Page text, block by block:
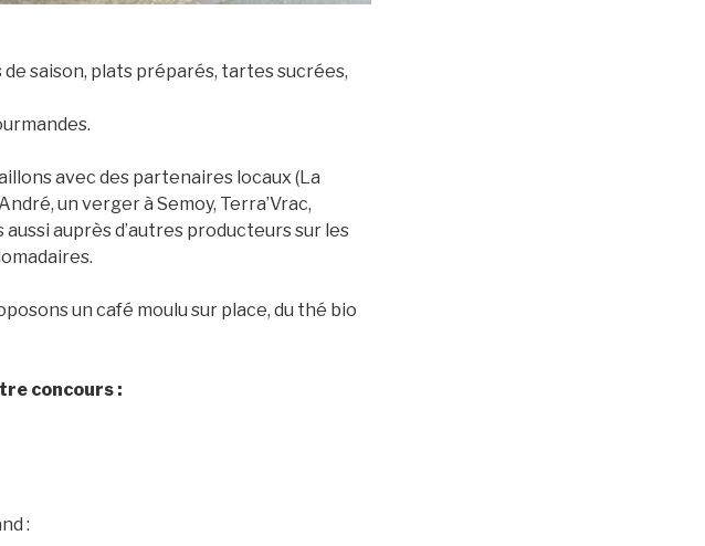
saison, plats préparés, tartes sucrées,
avec des partenaires locaux (La
un verger à Semoy, Terra’Vrac,
auprès d’autres producteurs sur les
un café moulu sur place, du thé bio
concours :
: